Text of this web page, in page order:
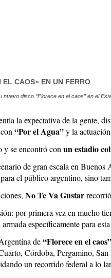
EL CAOS» EN UN FERRO
disco “Florece en el caos” en el
la expectativa de la gente,
“Por el Agua”y la
y se encontró con un estadio
de gran escala en Buenos
el público argentino, sino
No Te Va Gustar
por primera vez en mucho
específicamente para
de“Florece en el caos”
Córdoba, Pergamino,
un recorrido federal a lo